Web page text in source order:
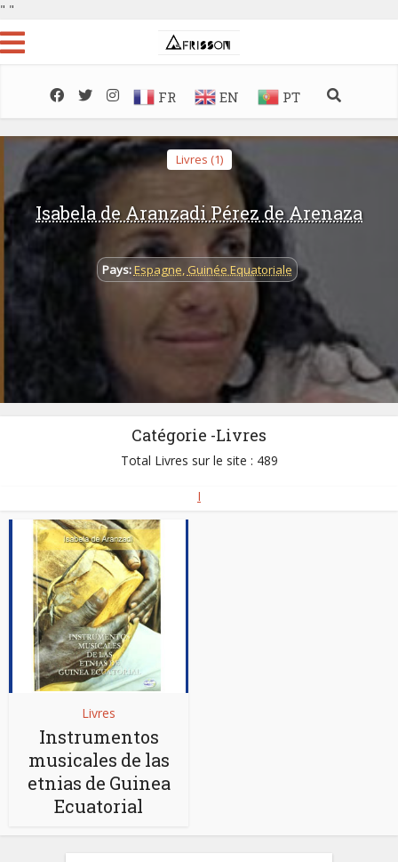
" "
FR EN PT
Livres (1)
Isabela de Aranzadi Pérez de Arenaza
Pays:Espagne, Guinée Equatoriale
Catégorie -Livres
Total Livres sur le site : 489
I
Livres
Instrumentos
musicales de las
etnias de Guinea
Ecuatorial